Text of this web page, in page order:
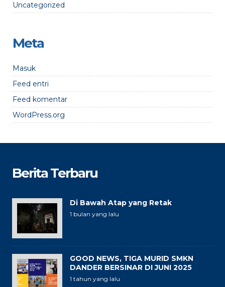
Uncategorized
Meta
Masuk
Feed entri
Feed komentar
WordPress.org
Berita Terbaru
Di Bawah Atap yang Retak
1 bulan yang lalu
GOOD NEWS, TIGA MURID SMKN
DANDER BERSINAR DI JUNI 2025
1 tahun yang lalu